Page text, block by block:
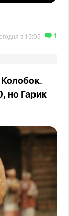
в 15:05 1
но Гарик